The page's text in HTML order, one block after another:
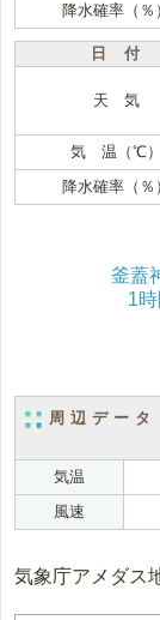
降水確率（％
日 付
天 気
気 温（℃）
降水確率（％
釜蓋
1
周辺データ
気温
風速
気象庁アメダス